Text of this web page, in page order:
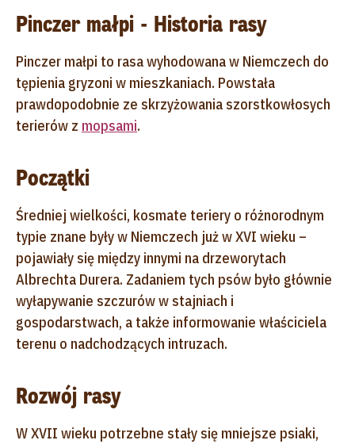
Pinczer małpi - Historia rasy
Pinczer małpi to rasa wyhodowana w Niemczech do
tępienia gryzoni w mieszkaniach. Powstała
prawdopodobnie ze skrzyżowania szorstkowłosych
terierów z mopsami.
Początki
Średniej wielkości, kosmate teriery o różnorodnym
typie znane były w Niemczech już w XVI wieku –
pojawiały się między innymi na drzeworytach
Albrechta Durera. Zadaniem tych psów było głównie
wyłapywanie szczurów w stajniach i
gospodarstwach, a także informowanie właściciela
terenu o nadchodzących intruzach.
Rozwój rasy
W XVII wieku potrzebne stały się mniejsze psiaki,